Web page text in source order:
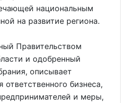
национальным
на развитие региона.
Правительством
и одобренный
описывает
ответственного бизнеса,
и меры,